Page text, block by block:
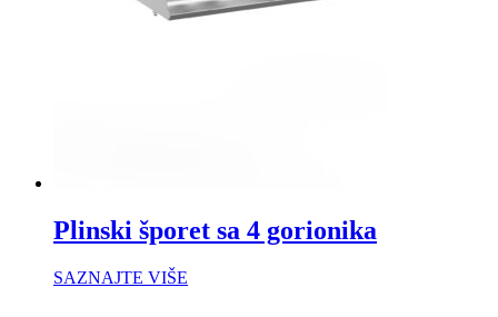
Plinski šporet sa 4 gorionika
SAZNAJTE VIŠE